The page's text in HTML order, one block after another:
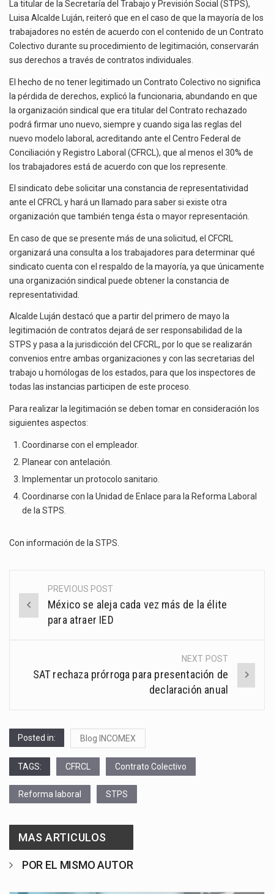
El superávit comercial de México con Estados Unidos alcanzó 102,581 millones de dólares (mdd) en…
El Tribunal Federal de Justicia Administrativa (TFJA), a través de su Segunda Sala Regional en…
NO
AVALAR
O
LEGITIMAR
COLECTIVO
La titular de la Secretaría del Trabajo y Previsión Social (STPS),
Luisa Alcalde Luján, reiteró que en el caso de que la mayoría de los
trabajadores no estén de acuerdo con el contenido de un Contrato
Colectivo durante su procedimiento de legitimación, conservarán
sus derechos a través de contratos individuales.
El hecho de no tener legitimado un Contrato Colectivo no significa
la pérdida de derechos, explicó la funcionaria, abundando en que
la organización sindical que era titular del Contrato rechazado
podrá firmar uno nuevo, siempre y cuando siga las reglas del
nuevo modelo laboral, acreditando ante el Centro Federal de
Conciliación y Registro Laboral (CFRCL), que al menos el 30% de
los trabajadores está de acuerdo con que los represente.
El sindicato debe solicitar una constancia de representatividad
ante el CFRCL y hará un llamado para saber si existe otra
organización que también tenga ésta o mayor representación.
En caso de que se presente más de una solicitud, el CFCRL
organizará una consulta a los trabajadores para determinar qué
sindicato cuenta con el respaldo de la mayoría, ya que únicamente
una organización sindical puede obtener la constancia de
representatividad.
Alcalde Luján destacó que a partir del primero de mayo la
legitimación de contratos dejará de ser responsabilidad de la
STPS y pasa a la jurisdicción del CFCRL, por lo que se realizarán
convenios entre ambas organizaciones y con las secretarias del
trabajo u homólogas de los estados, para que los inspectores de
todas las instancias participen de este proceso.
Para realizar la legitimación se deben tomar en consideración los
siguientes aspectos:
Coordinarse con el empleador.
Planear con antelación.
Implementar un protocolo sanitario.
Coordinarse con la Unidad de Enlace para la Reforma Laboral
de la STPS.
Con información de la STPS
Post
navigation
PREVIOUS POST
México se aleja cada vez más de la élite
para atraer IED
NEXT POST
SAT rechaza prórroga para presentación de
declaración anual
Posted in: Blog INCOMEX
TAGS: CFRCL Contrato Colectivo
Reforma laboral STPS
MAS ARTICULOS
POR EL MISMO AUTOR